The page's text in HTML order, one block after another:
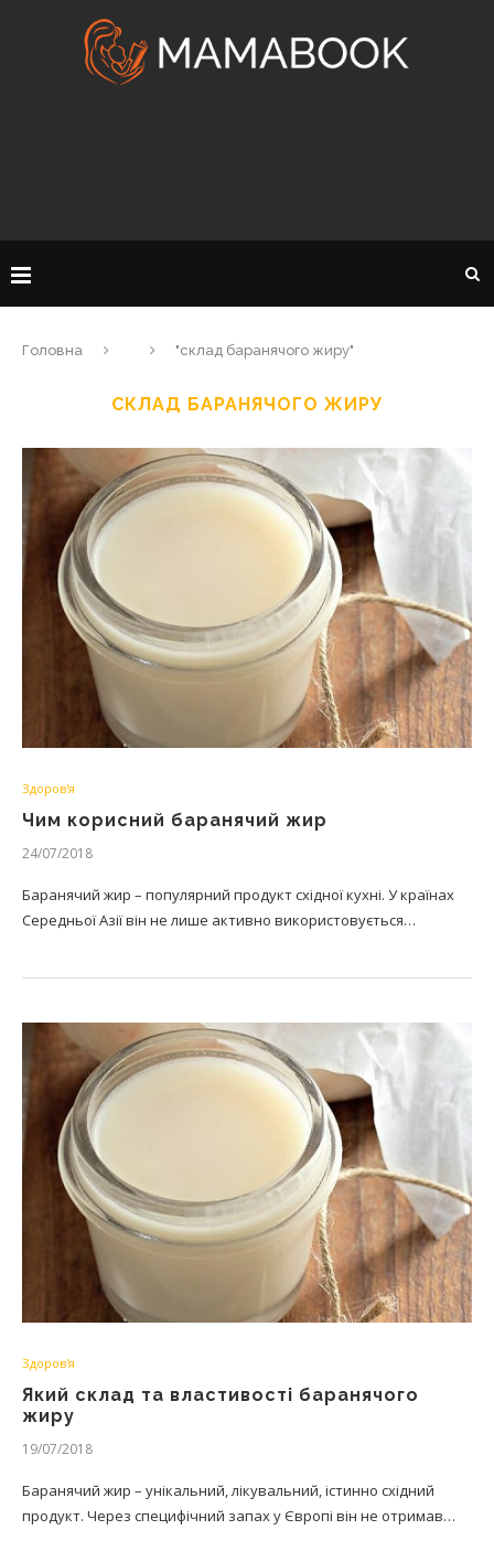
Головна "склад баранячого жиру"
СКЛАД БАРАНЯЧОГО ЖИРУ
Здоров'я
Чим корисний баранячий жир
24/07/2018
Баранячий жир – популярний продукт східної кухні. У країнах
Середньої Азії він не лише активно використовується…
Здоров'я
Який склад та властивості баранячого
жиру
19/07/2018
Баранячий жир – унікальний, лікувальний, істинно східний
продукт. Через специфічний запах у Європі він не отримав…